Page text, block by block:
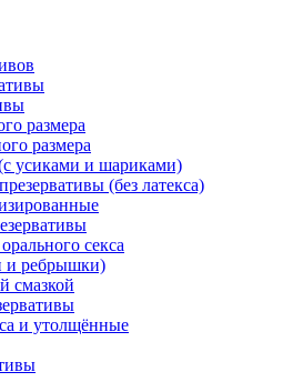
размера
размера
усиками и шариками)
(без латекса)
секса
и ребрышки)
смазкой
и утолщённые